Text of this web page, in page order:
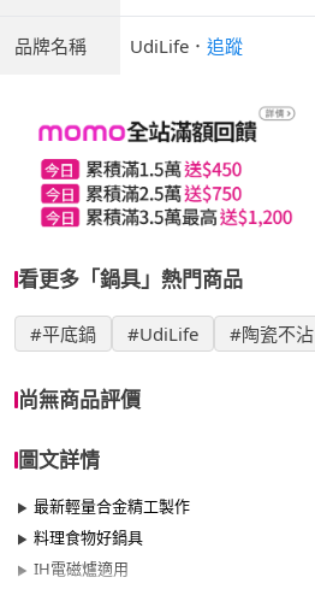
品牌名稱 UdiLife ． 追蹤
看更多「鍋具」熱門商品
#平底鍋 #UdiLife #陶瓷不沾
尚無商品評價
圖文詳情
最新輕量合金精工製作
料理食物好鍋具
IH電磁爐適用